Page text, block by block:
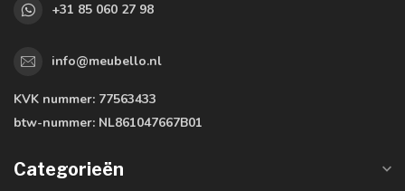
+31 85 060 27 98
info@meubello.nl
KVK nummer: 77563433
btw-nummer: NL861047667B01
Categorieën